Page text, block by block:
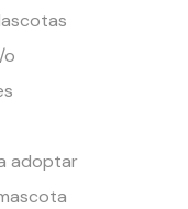
o
adoptar